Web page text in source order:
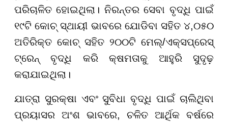
ପରିଚାଳିତ ହୋଇଥିଲା। ନିରନ୍ତର ସେବା ବୃଦ୍ଧି ପାଇଁ
୧୯ଟି କୋଚ୍ ସ୍ଥାୟୀ ଭାବରେ ଯୋଡିବା ସହିତ ୪,୦୫୦
ଅତିରିକ୍ତ କୋଚ୍ ସହିତ ୨୦୦ଟି ମେଲ୍/ଏକ୍ସପ୍ରେସ୍
ଟ୍ରେନ୍ ବୃଦ୍ଧି କରି କ୍ଷମତାକୁ ଆହୁରି ସୁଦୃଢ଼
କରାଯାଇଥିଲା।
ଯାତ୍ରା ସୁରକ୍ଷା ଏବଂ ସୁବିଧା ବୃଦ୍ଧି ପାଇଁ ଚାଲିଥିବା
ପ୍ରୟାସର ଅଂଶ ଭାବରେ, ଚଳିତ ଆର୍ଥିକ ବର୍ଷରେ